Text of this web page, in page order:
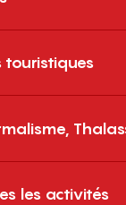
touristiques
les activités
de
les
en